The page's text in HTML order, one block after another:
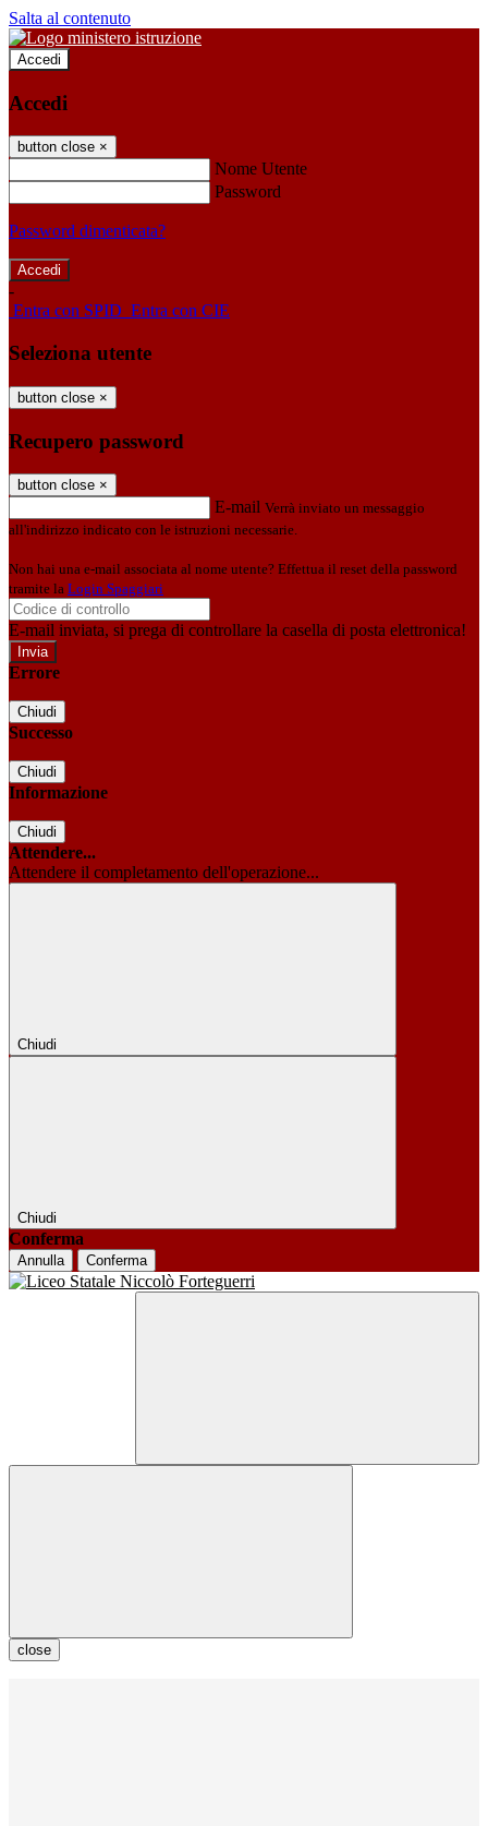
Salta al contenuto
Accedi
Accedi
button close ×
Nome Utente
Password
Password dimenticata?
-
Entra con SPID Entra con CIE
Seleziona utente
button close ×
Recupero password
button close ×
E-mail Verrà inviato un messaggio
all'indirizzo indicato con le istruzioni necessarie.
Non hai una e-mail associata al nome utente? Effettua il reset della password
tramite la Login Spaggiari
E-mail inviata, si prega di controllare la casella di posta elettronica!
Errore
Chiudi
Successo
Chiudi
Informazione
Chiudi
Attendere...
Attendere il completamento dell'operazione...
Chiudi
Chiudi
Conferma
Annulla Conferma
close